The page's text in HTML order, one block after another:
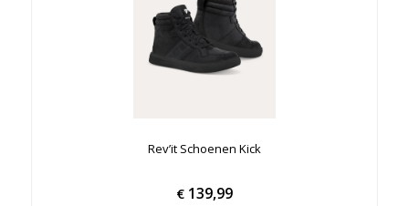
Rev’it Schoenen Kick
€139,99